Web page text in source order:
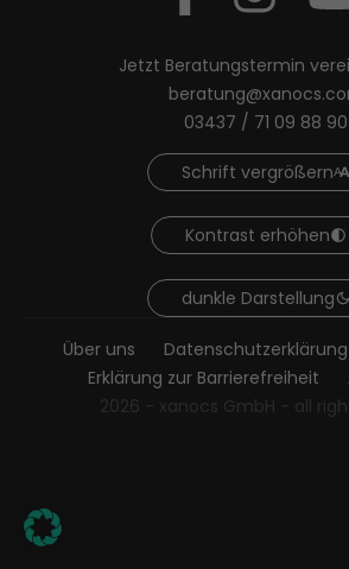
Jetzt Beratungstermin
03437 / 71 09 88 90
Schrift vergrößern
Kontrast erhöhen
dunkle Darstellung
2026 - xanocs GmbH - all
Über uns Datenschutzerklärung
Erklärung zur Barrierefreiheit